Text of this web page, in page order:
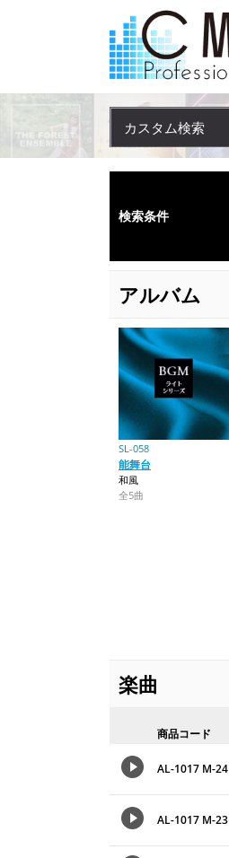
カスタム検索
検索条件
アルバム
SL-058
能舞台
和風
全5曲
楽曲
商品コード
AL-1017 M-24
AL-1017 M-23